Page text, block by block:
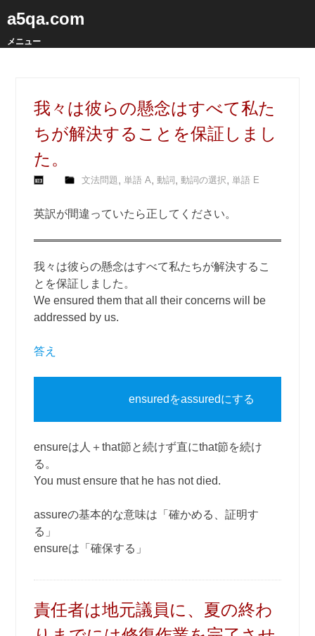
a5qa.com
メニュー
我々は彼らの懸念はすべて私た
ちが解決することを保証しまし
た。
文法問題,単語 A,動詞 ,動詞の選択,単語 E
英訳が間違っていたら正してください。
我々は彼らの懸念はすべて私たちが解決するこ
とを保証しました。
We ensured them that all their concerns will be
addressed by us.
答え
ensuredをassuredにする
ensureは人＋that節と続けず直にthat節を続け
る。
You must ensure that he has not died.
assureの基本的な意味は「確かめる、証明す
る」
ensureは「確保する」
責任者は地元議員に、夏の終わ